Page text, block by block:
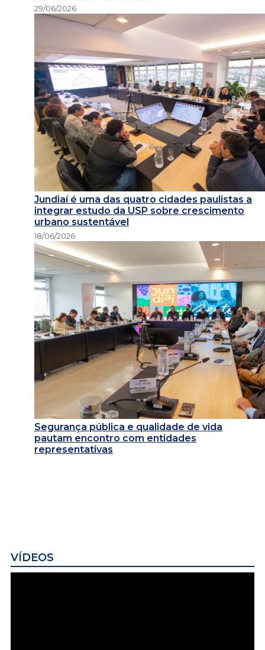
29/06/2026
Jundiaí é uma das quatro cidades paulistas a
integrar estudo da USP sobre crescimento
urbano sustentável
18/06/2026
Segurança pública e qualidade de vida
pautam encontro com entidades
representativas
VÍDEOS